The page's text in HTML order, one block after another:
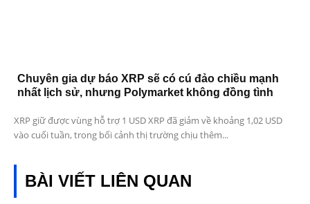
Chuyên gia dự báo XRP sẽ có cú đảo chiều mạnh
nhất lịch sử, nhưng Polymarket không đồng tình
XRP giữ được vùng hỗ trợ 1 USD XRP đã giảm về khoảng 1,02 USD
vào cuối tuần, trong bối cảnh thị trường chịu thêm...
BÀI VIẾT LIÊN QUAN